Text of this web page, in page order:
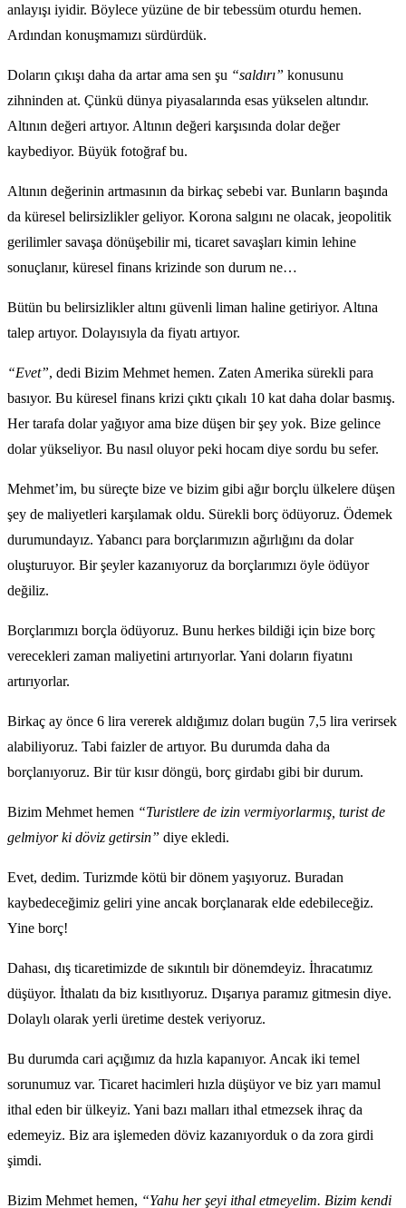
anlayışı iyidir. Böylece yüzüne de bir tebessüm oturdu hemen.
Ardından konuşmamızı sürdürdük.
Doların çıkışı daha da artar ama sen şu “saldırı” konusunu
zihninden at. Çünkü dünya piyasalarında esas yükselen altındır.
Altının değeri artıyor. Altının değeri karşısında dolar değer
kaybediyor. Büyük fotoğraf bu.
Altının değerinin artmasının da birkaç sebebi var. Bunların başında
da küresel belirsizlikler geliyor. Korona salgını ne olacak, jeopolitik
gerilimler savaşa dönüşebilir mi, ticaret savaşları kimin lehine
sonuçlanır, küresel finans krizinde son durum ne…
Bütün bu belirsizlikler altını güvenli liman haline getiriyor. Altına
talep artıyor. Dolayısıyla da fiyatı artıyor.
“Evet”, dedi Bizim Mehmet hemen. Zaten Amerika sürekli para
basıyor. Bu küresel finans krizi çıktı çıkalı 10 kat daha dolar basmış.
Her tarafa dolar yağıyor ama bize düşen bir şey yok. Bize gelince
dolar yükseliyor. Bu nasıl oluyor peki hocam diye sordu bu sefer.
Mehmet’im, bu süreçte bize ve bizim gibi ağır borçlu ülkelere düşen
şey de maliyetleri karşılamak oldu. Sürekli borç ödüyoruz. Ödemek
durumundayız. Yabancı para borçlarımızın ağırlığını da dolar
oluşturuyor. Bir şeyler kazanıyoruz da borçlarımızı öyle ödüyor
değiliz.
Borçlarımızı borçla ödüyoruz. Bunu herkes bildiği için bize borç
verecekleri zaman maliyetini artırıyorlar. Yani doların fiyatını
artırıyorlar.
Birkaç ay önce 6 lira vererek aldığımız doları bugün 7,5 lira verirsek
alabiliyoruz. Tabi faizler de artıyor. Bu durumda daha da
borçlanıyoruz. Bir tür kısır döngü, borç girdabı gibi bir durum.
Bizim Mehmet hemen “Turistlere de izin vermiyorlarmış, turist de
gelmiyor ki döviz getirsin” diye ekledi.
Evet, dedim. Turizmde kötü bir dönem yaşıyoruz. Buradan
kaybedeceğimiz geliri yine ancak borçlanarak elde edebileceğiz.
Yine borç!
Dahası, dış ticaretimizde de sıkıntılı bir dönemdeyiz. İhracatımız
düşüyor. İthalatı da biz kısıtlıyoruz. Dışarıya paramız gitmesin diye.
Dolaylı olarak yerli üretime destek veriyoruz.
Bu durumda cari açığımız da hızla kapanıyor. Ancak iki temel
sorunumuz var. Ticaret hacimleri hızla düşüyor ve biz yarı mamul
ithal eden bir ülkeyiz. Yani bazı malları ithal etmezsek ihraç da
edemeyiz. Biz ara işlemeden döviz kazanıyorduk o da zora girdi
şimdi.
Bizim Mehmet hemen, “Yahu her şeyi ithal etmeyelim. Bizim kendi